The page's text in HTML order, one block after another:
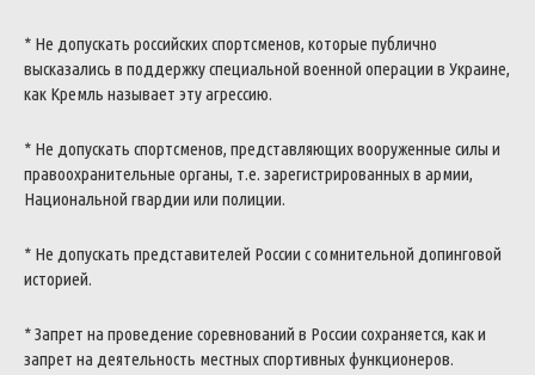
* Не допускать российских спортсменов, которые публично
высказались в поддержку специальной военной операции в Украине,
как Кремль называет эту агрессию.
* Не допускать спортсменов, представляющих вооруженные силы и
правоохранительные органы, т.е. зарегистрированных в армии,
Национальной гвардии или полиции.
* Не допускать представителей России с сомнительной допинговой
историей.
* Запрет на проведение соревнований в России сохраняется, как и
запрет на деятельность местных спортивных функционеров.